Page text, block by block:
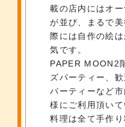
載の店内にはオ
が並び、まるで
際には自作の絵
気です。
PAPER MOON2
ズパーティー、
パーティーなど
様にご利用頂いて
料理は全て手作